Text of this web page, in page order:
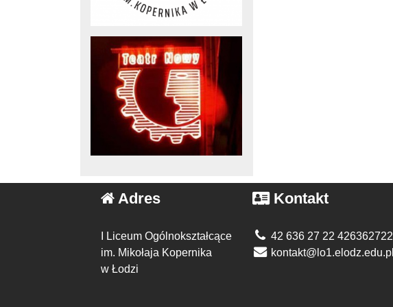
Adres
I Liceum Ogólnokształcące
im. Mikołaja Kopernika
w Łodzi
Kontakt
42 636 27 22 426362722
kontakt@lo1.elodz.edu.pl